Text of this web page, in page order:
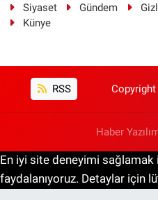
Siyaset Gündem
Künye
RSS Copyright
Haber
En iyi site deneyimi sağlamak
faydalanıyoruz. Detaylar için